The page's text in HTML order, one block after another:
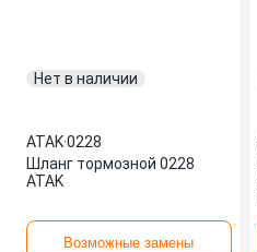
Нет в наличии
ATAK·0228
Шланг тормозной 0228
ATAK
Возможные замены